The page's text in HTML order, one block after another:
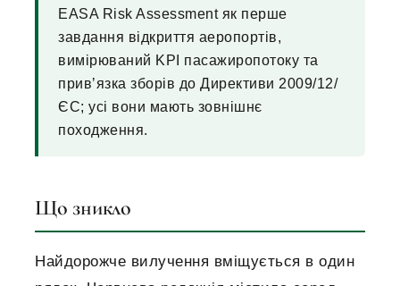
EASA Risk Assessment як перше
завдання відкриття аеропортів,
вимірюваний KPI пасажиропотоку та
привʼязка зборів до Директиви 2009/12/
ЄС; усі вони мають зовнішнє
походження.
Що зникло
Найдорожче вилучення вміщується в один